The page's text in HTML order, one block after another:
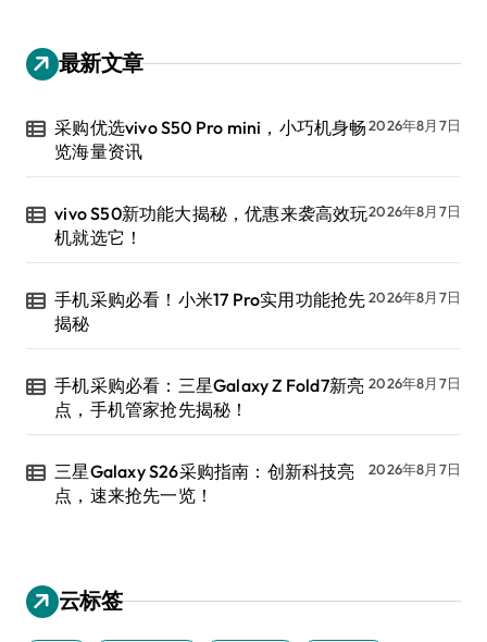
最新文章
采购优选vivo S50 Pro mini，小巧机身畅
览海量资讯
2026年8月7日
vivo S50新功能大揭秘，优惠来袭高效玩
机就选它！
2026年8月7日
手机采购必看！小米17 Pro实用功能抢先
揭秘
2026年8月7日
手机采购必看：三星Galaxy Z Fold7新亮
点，手机管家抢先揭秘！
2026年8月7日
三星Galaxy S26采购指南：创新科技亮
点，速来抢先一览！
2026年8月7日
云标签